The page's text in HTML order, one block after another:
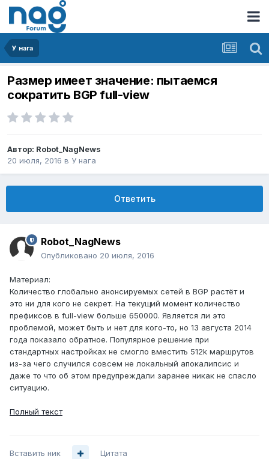
У нага
Размер имеет значение: пытаемся
сократить BGP full-view
Автор: Robot_NagNews
20 июля, 2016 в У нага
Ответить
Robot_NagNews
Опубликовано 20 июля, 2016
Материал:
Количество глобально анонсируемых сетей в BGP растёт и
это ни для кого не секрет. На текущий момент количество
префиксов в full-view больше 650000. Является ли это
проблемой, может быть и нет для кого-то, но 13 августа 2014
года показало обратное. Популярное решение при
стандартных настройках не смогло вместить 512k маршрутов
из-за чего случился совсем не локальный апокалипсис и
даже то что об этом предупреждали заранее никак не спасло
ситуацию.
Полный текст
Вставить ник Цитата